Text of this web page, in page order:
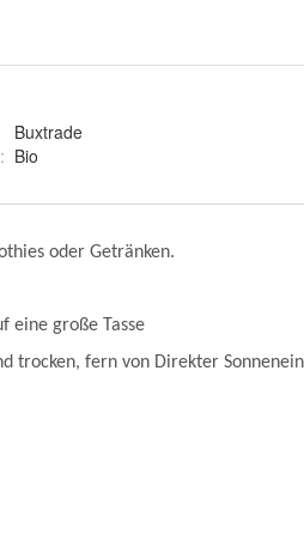
Buxtrade
: Bio